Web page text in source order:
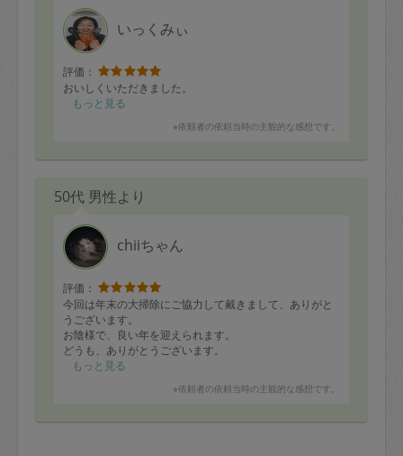
ん作ってくださいました。
あと、ひじきの煮物、好みの味で嬉しいです。
多分、ちょっとずつ私好みの味に寄せてくれてる感じが
します。
来年もどうぞよろしくお願いします。
いっくみぃ
評価：
おいしくいただきました。
もっと見る
※依頼者の依頼当時の主観的な感想です。
50代 男性より
chiiちゃん
評価：
今回は年末の大掃除にご協力して戴きまして、ありがと
うございます。
お陰様で、良い年を迎えられます。
どうも、ありがとうございます。
もっと見る
※依頼者の依頼当時の主観的な感想です。